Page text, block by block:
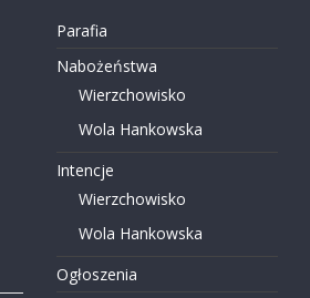
Parafia
Nabożeństwa
Wierzchowisko
Wola Hankowska
Intencje
Wierzchowisko
Wola Hankowska
Ogłoszenia